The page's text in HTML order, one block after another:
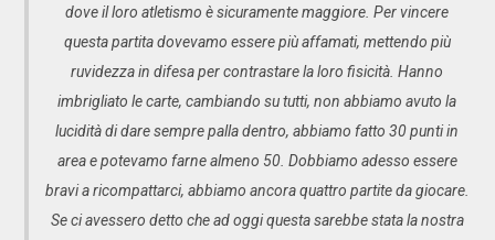
dove il loro atletismo è sicuramente maggiore. Per vincere
questa partita dovevamo essere più affamati, mettendo più
ruvidezza in difesa per contrastare la loro fisicità. Hanno
imbrigliato le carte, cambiando su tutti, non abbiamo avuto la
lucidità di dare sempre palla dentro, abbiamo fatto 30 punti in
area e potevamo farne almeno 50. Dobbiamo adesso essere
bravi a ricompattarci, abbiamo ancora quattro partite da giocare.
Se ci avessero detto che ad oggi questa sarebbe stata la nostra